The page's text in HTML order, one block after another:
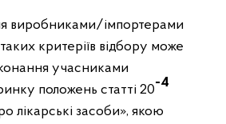
виробниками/імпортерами
критеріїв відбору може
учасниками
положень статті 20-4
лікарські засоби», якою